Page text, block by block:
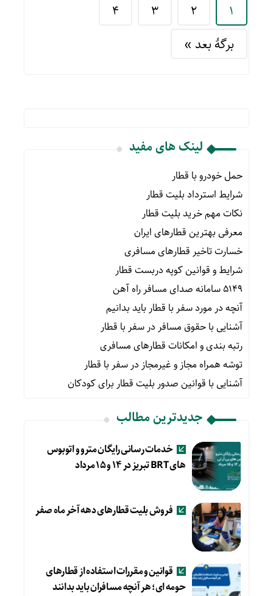
1
2
3
4
برگهٔ بعد »
لینک های مفید
حمل خودرو با قطار
شرایط استرداد بلیت قطار
نکات مهم خرید بلیت قطار
معرفی بهترین قطارهای ایران
خسارت تاخیر قطارهای مسافری
شرایط و قوانین کوپه دربست قطار
۵۱۴۹ سامانه صدای مسافر راه آهن
آنچه در مورد سفر با قطار باید بدانیم
آشنایی با حقوق مسافر در سفر با قطار
رتبه بندی و امکانات قطارهای مسافری
توشه همراه مجاز و غیرمجاز در سفر با قطار
آشنایی با قوانین صدور بلیت قطار برای کودکان
جدیدترین مطالب
خدمات رسانی رایگان مترو و اتوبوس
های BRT تبریز در ۱۴ و ۱۵ مرداد
فروش بلیت قطارهای دهه آخر ماه صفر
قوانین و مقررات استفاده از قطارهای
حومه ای؛ هر آنچه مسافران باید بدانند